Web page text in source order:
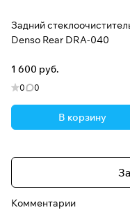
Задний
Denso Rear DRA-040
1 600 руб.
0 0
В корзину
Комментарии